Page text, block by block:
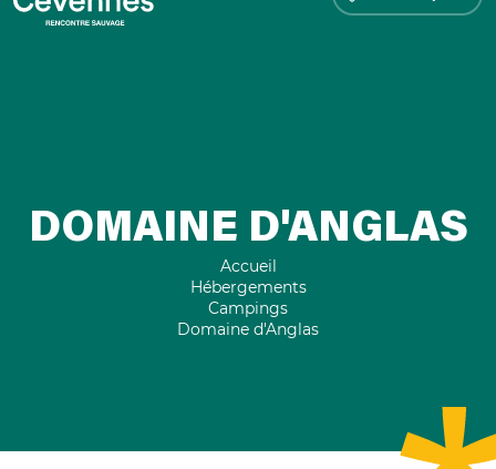
DOMAINE D'ANGLAS
Accueil
Hébergements
Campings
Domaine d'Anglas